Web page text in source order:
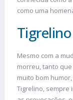
como uma
Mesmo com a
morreu, tanto
muito bom
Tigrelino, sempre